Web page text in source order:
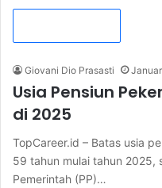
Giovani Dio Prasasti
Usia Pensiun
di 2025
TopCareer.id – Batas usia
59 tahun mulai tahun 2025,
Pemerintah (PP)…